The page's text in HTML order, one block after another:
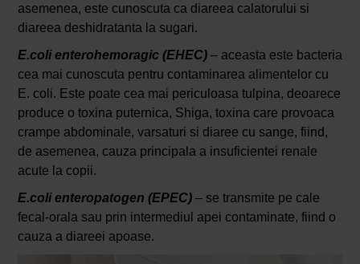
asemenea, este cunoscuta ca diareea calatorului si
diareea deshidratanta la sugari.
E.coli enterohemoragic (EHEC)– aceasta este bacteria
cea mai cunoscuta pentru contaminarea alimentelor cu
E. coli. Este poate cea mai periculoasa tulpina, deoarece
produce o toxina puternica, Shiga, toxina care provoaca
crampe abdominale, varsaturi si diaree cu sange, fiind,
de asemenea, cauza principala a insuficientei renale
acute la copii.
E.coli enteropatogen (EPEC)– se transmite pe cale
fecal-orala sau prin intermediul apei contaminate, fiind o
cauza a diareei apoase.